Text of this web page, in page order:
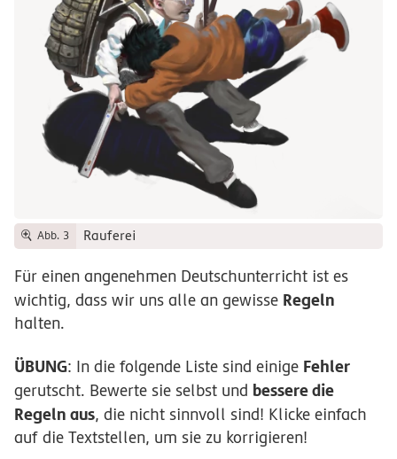
Abb. 3 Rauferei
Für einen angenehmen Deutschunterricht ist es
wichtig, dass wir uns alle an gewisse Regeln
halten.
ÜBUNG: In die folgende Liste sind einige Fehler
gerutscht. Bewerte sie selbst und bessere die
Regeln aus, die nicht sinnvoll sind! Klicke einfach
auf die Textstellen, um sie zu korrigieren!